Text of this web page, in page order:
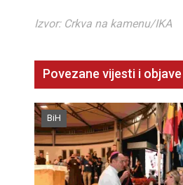
Izvor: Crkva na kamenu/IKA
Povezane vijesti i objave
BiH